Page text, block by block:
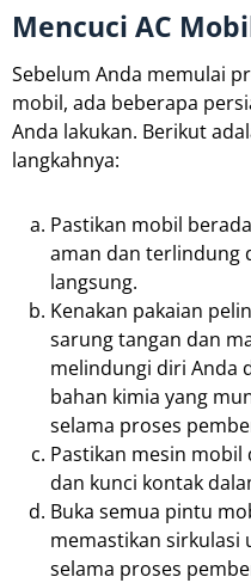
Mencuci AC
Sebelum Anda memulai
mobil, ada beberapa
Anda lakukan. Berikut
langkahnya:
Pastikan mobil
aman dan terlindung
langsung.
Kenakan pakaian
sarung tangan dan
melindungi diri Anda
bahan kimia yang
selama proses
Pastikan mesin
dan kunci kontak
Buka semua pintu
memastikan sirkulasi
selama proses